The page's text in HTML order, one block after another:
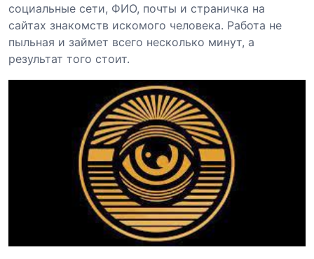
социальные сети, ФИО, почты и страничка на
сайтах знакомств искомого человека. Работа не
пыльная и займет всего несколько минут, а
результат того стоит.